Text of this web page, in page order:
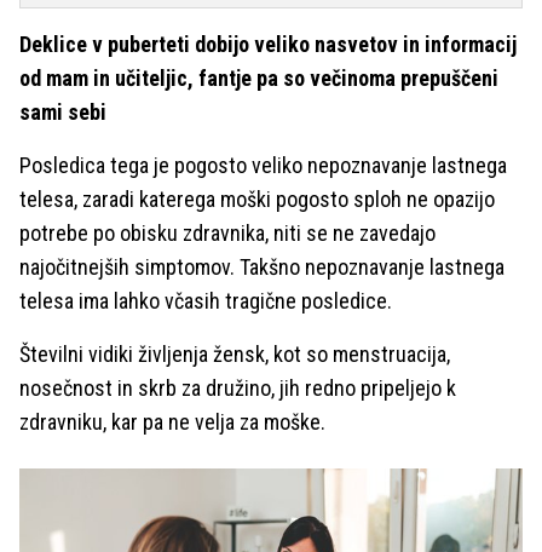
Deklice v puberteti dobijo veliko nasvetov in informacij
od mam in učiteljic, fantje pa so večinoma prepuščeni
sami sebi
Posledica tega je pogosto veliko nepoznavanje lastnega
telesa, zaradi katerega moški pogosto sploh ne opazijo
potrebe po obisku zdravnika, niti se ne zavedajo
najočitnejših simptomov. Takšno nepoznavanje lastnega
telesa ima lahko včasih tragične posledice.
Številni vidiki življenja žensk, kot so menstruacija,
nosečnost in skrb za družino, jih redno pripeljejo k
zdravniku, kar pa ne velja za moške.